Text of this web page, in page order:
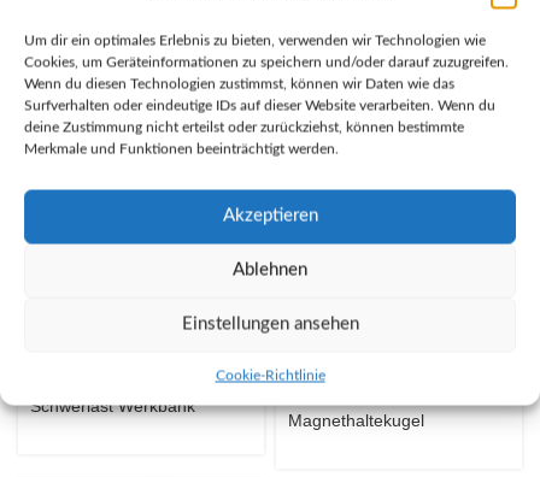
Um dir ein optimales Erlebnis zu bieten, verwenden wir Technologien wie
Cookies, um Geräteinformationen zu speichern und/oder darauf zuzugreifen.
Wenn du diesen Technologien zustimmst, können wir Daten wie das
Surfverhalten oder eindeutige IDs auf dieser Website verarbeiten. Wenn du
deine Zustimmung nicht erteilst oder zurückziehst, können bestimmte
Merkmale und Funktionen beeinträchtigt werden.
Akzeptieren
Ablehnen
Einstellungen ansehen
Cookie-Richtlinie
Montagetisch für Werkzeuge
bis 3t
Poliermaschine
Schwerlast Werkbank
Magnethaltekugel